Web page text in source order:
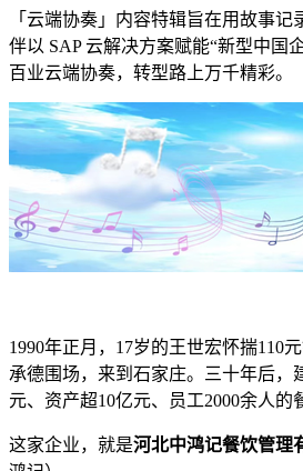
「云端协奏」内容特辑旨在用故事记
伴以 SAP 云解决方案赋能“新型中国
百业云端协奏，转型路上万千精彩。
1990年正月，17岁的王世宏怀揣110
承德围场，来到石家庄。三十年后，
元、资产超10亿元、员工2000余人的
这家企业，就是河北中鸿记餐饮管理